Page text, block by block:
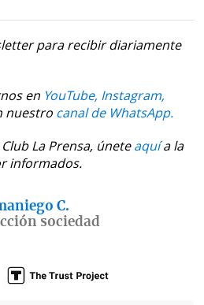
para recibir diariamente
en YouTube, Instagram,
nuestro canal de WhatsApp.
La Prensa, úneteaquía la
informados.
C.
sociedad